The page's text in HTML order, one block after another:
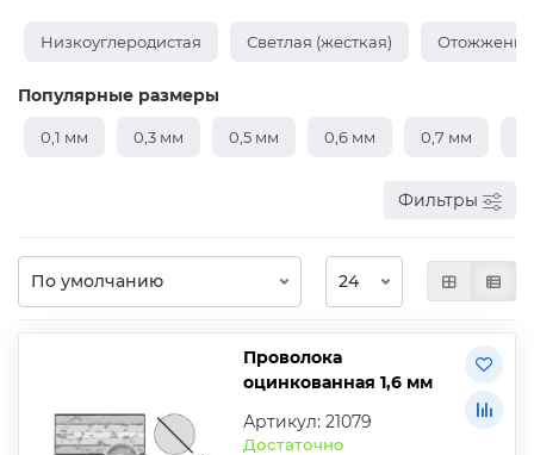
Низкоуглеродистая Светлая (жесткая)
Популярные размеры
0,1 мм 0,3 мм 0,5 мм 0,6 мм 0,7 мм
Фильтры
Проволока
оцинкованная 1,6 мм
Артикул: 21079
Достаточно